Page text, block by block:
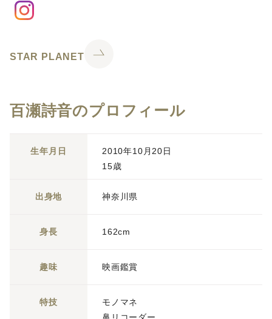
STAR PLANET
百瀬詩音のプロフィール
生年月日
2010年10月20日
15歳
出身地 神奈川県
身長 162cm
趣味 映画鑑賞
特技
モノマネ
鼻リコーダー